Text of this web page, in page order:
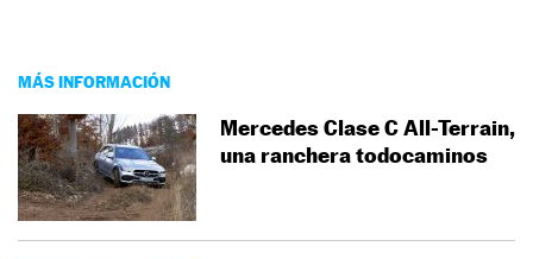
MÁS INFORMACIÓN
Mercedes Clase C All-Terrain,
una ranchera todocaminos